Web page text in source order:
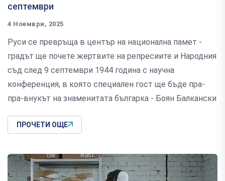
септември
4 Ноември, 2025
Руси се превръща в център на национална памет -
градът ще почете жертвите на репресиите и Народния
съд след 9 септември 1944 година с научна
конференция, в която специален гост ще бъде пра-
пра-внукът на знаменитата българка - Боян Балкански
ПРОЧЕТИ ОЩЕ